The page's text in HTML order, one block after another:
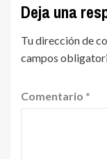
Deja una
Tu dirección de
campos
Comentario *